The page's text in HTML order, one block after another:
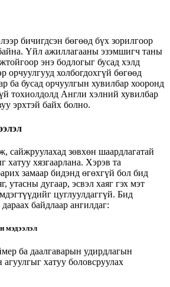
бичигдсэн бөгөөд бүх зорилгоор
Үйл ажиллагааны эзэмшигч таны
энэ бодлогыг бусад хэлд
орчуулгууд холбогдохгүй бөгөөд
ба бусад орчуулгын хувилбар хооронд
тохиолдолд Англи хэлний хувилбар
эрхтэй байх болно.
сайжруулахад зөвхөн шаардлагатай
хатуу хязгаарлана. Хэрэв та
замаар бидэнд өгөхгүй бол бид
утасны дугаар, эсвэл хаяг гэх мэт
цуглуулдаггүй. Бид
байдлаар ангилдаг:
мэдээлэл
ба даалгаварын удирдлагын
хатуу боловсруулах